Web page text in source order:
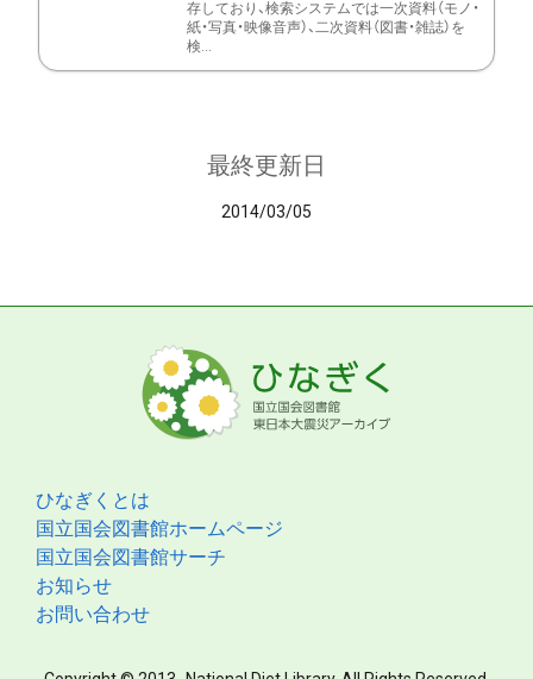
存しており、検索システムでは一次資料（モノ・
紙・写真・映像音声）、二次資料（図書・雑誌）を
検...
最終更新日
2014/03/05
ひなぎくとは
国立国会図書館ホームページ
国立国会図書館サーチ
お知らせ
お問い合わせ